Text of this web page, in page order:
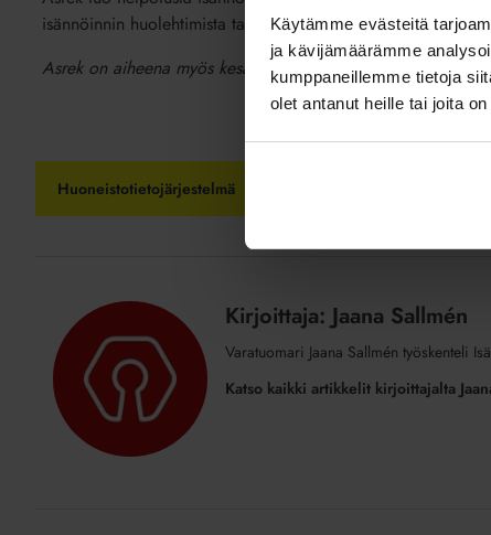
Käytämme evästeitä
ja kävijämäärämme
kumppaneillemme tietoja
olet antanut heille tai joita
isännöinnin huolehtimista taloyhtiön henkilörekistereistä, jää
Asrek on aiheena myös kesän
Laki ja järjestys-seminaarissa.
Huoneistotietojärjestelmä
Kirjoittaja: Jaana Sallmén
Varatuomari Jaana Sallmén työskenteli
Katso kaikki artikkelit kirjoittajalta